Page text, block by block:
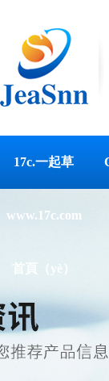
17c.一起草
www.17c.com
首頁（yè）